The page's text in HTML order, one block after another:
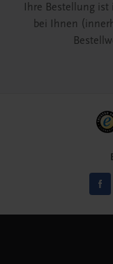
Ihre Bestellung ist
bei Ihnen